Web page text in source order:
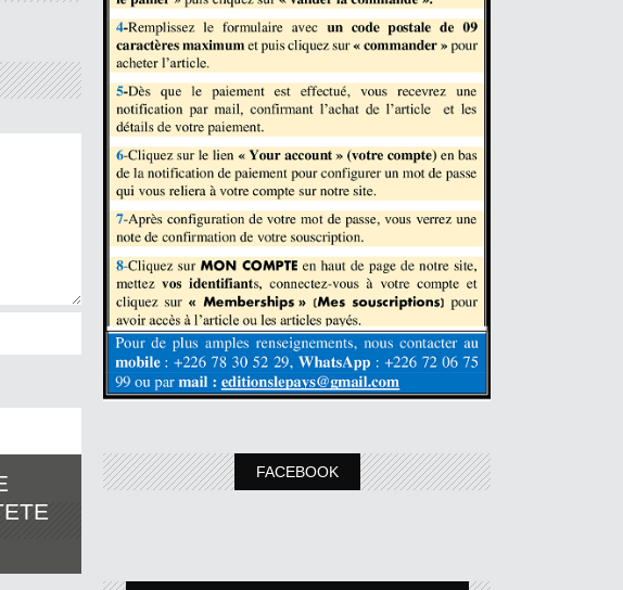
FACEBOOK